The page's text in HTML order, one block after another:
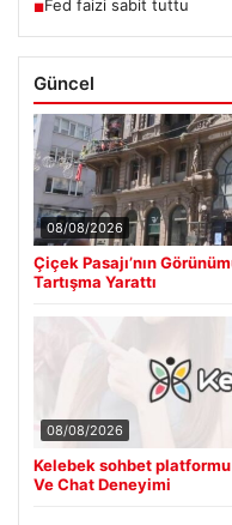
■Fed faizi sabit tuttu
Güncel
08/08/2026
Çiçek Pasajı’nın
Tartışma Yarattı
08/08/2026
Kelebek sohbet
Ve Chat Deneyimi